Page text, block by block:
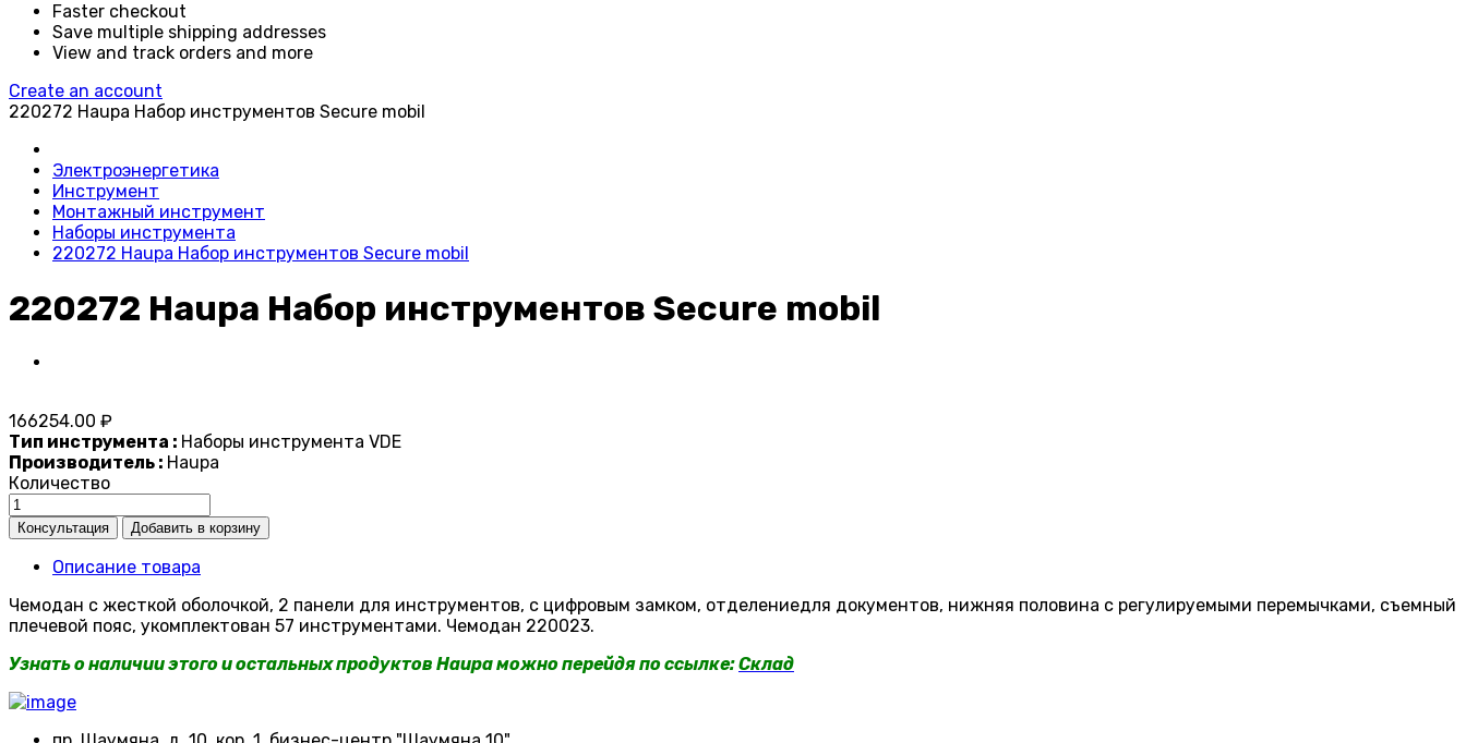
Faster checkout
Save multiple shipping addresses
View and track orders and more
Create an account
220272 Haupa Набор инструментов Secure mobil
Электроэнергетика
Инструмент
Монтажный инструмент
Наборы инструмента
220272 Haupa Набор инструментов Secure mobil
220272 Haupa Набор инструментов Secure mobil
166254.00 ₽
Тип инструмента : Наборы инструмента VDE
Производитель : Haupa
Количество
Описание товара
Чемодан с жесткой оболочкой, 2 панели для инструментов, с цифровым замком, отделениедля документов, нижняя половина с регулируемыми перемычками, съемный
плечевой пояс, укомплектован 57 инструментами. Чемодан 220023.
Узнать о наличии этого и остальных продуктов Haupa можно перейдя по ссылке:Склад